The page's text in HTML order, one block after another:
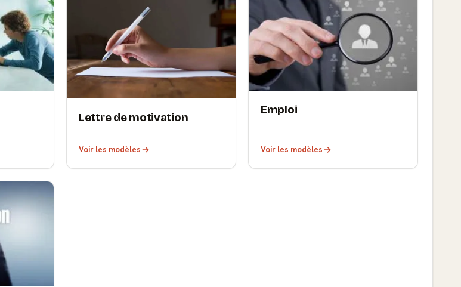
Lettre de motivation
Voir les modèles
Emploi
Voir les modèles